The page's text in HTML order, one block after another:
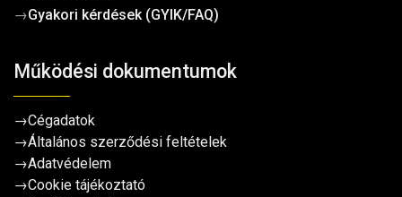
→Gyakori kérdések (GYIK/FAQ)
Működési dokumentumok
→Cégadatok
→Általános szerződési feltételek
→Adatvédelem
→Cookie tájékoztató